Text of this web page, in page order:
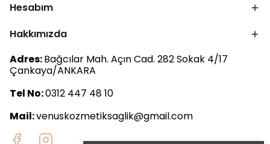
Hesabım
Hakkımızda
Adres:Bağcılar Mah. Açın Cad. 282 Sokak 4/17
Çankaya/ANKARA
Tel No:0312 447 48 10
Mail:venuskozmetiksaglik@gmail.com